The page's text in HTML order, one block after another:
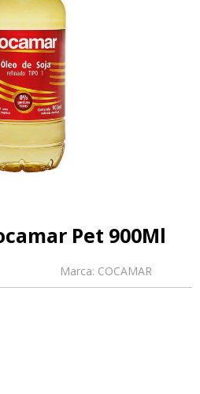
Pet 900Ml
Marca: COCAMAR